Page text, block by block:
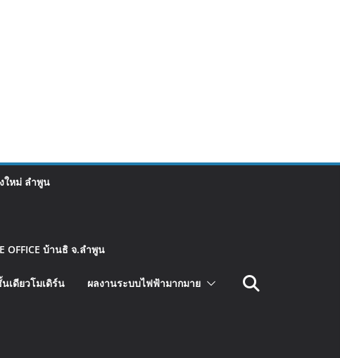
ใหม่ ลำพูน
OFFICE บ้านธิ จ.ลำพูน
เดียวโมเดิร์น ผลงานระบบไฟฟ้ามากมาย